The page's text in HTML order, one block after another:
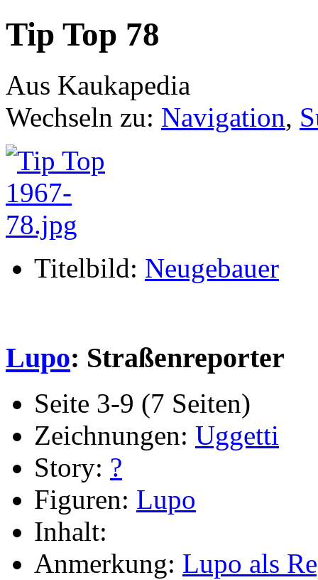
Tip Top 78
Aus Kaukapedia
Wechseln zu: Navigation,
Titelbild: Neugebauer
Lupo: Straßenreporter
Seite 3-9 (7 Seiten)
Zeichnungen: Uggetti
Story: ?
Figuren: Lupo
Inhalt:
Anmerkung: Lupo als